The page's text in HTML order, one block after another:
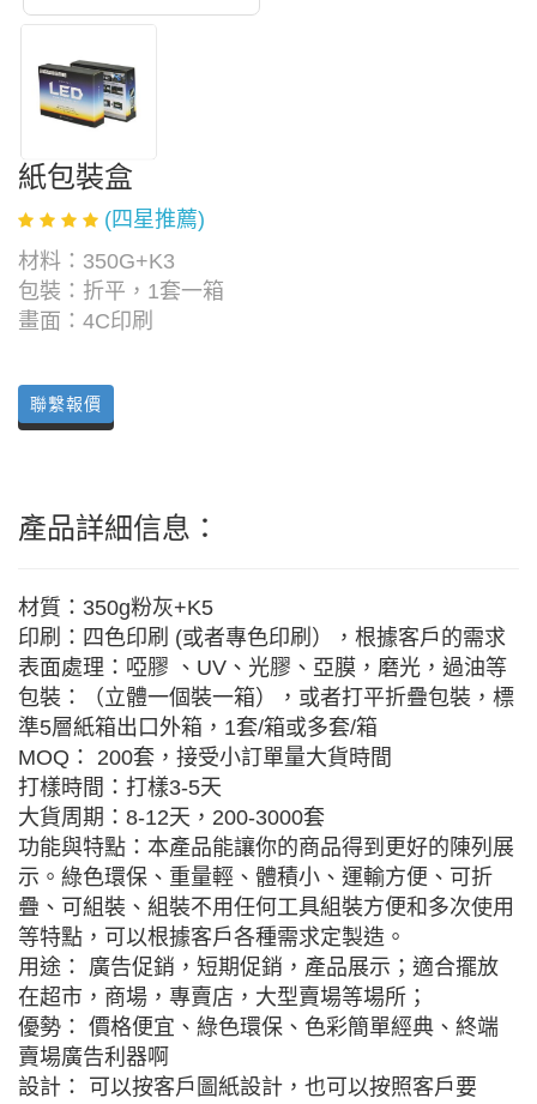
紙包裝盒
(四星推薦)
材料：350G+K3
包裝：折平，1套一箱
畫面：4C印刷
聯繫報價
產品詳細信息：
材質：350g粉灰+K5
印刷：四色印刷 (或者專色印刷），根據客戶的需求
表面處理：啞膠 、UV、光膠、亞膜，磨光，過油等
包裝：（立體一個裝一箱），或者打平折疊包裝，標
準5層紙箱出口外箱，1套/箱或多套/箱
MOQ： 200套，接受小訂單量大貨時間
打樣時間：打樣3-5天
大貨周期：8-12天，200-3000套
功能與特點：本產品能讓你的商品得到更好的陳列展
示。綠色環保、重量輕、體積小、運輸方便、可折
疊、可組裝、組裝不用任何工具組裝方便和多次使用
等特點，可以根據客戶各種需求定製造。
用途： 廣告促銷，短期促銷，產品展示；適合擺放
在超市，商場，專賣店，大型賣場等場所；
優勢： 價格便宜、綠色環保、色彩簡單經典、終端
賣場廣告利器啊
設計： 可以按客戶圖紙設計，也可以按照客戶要